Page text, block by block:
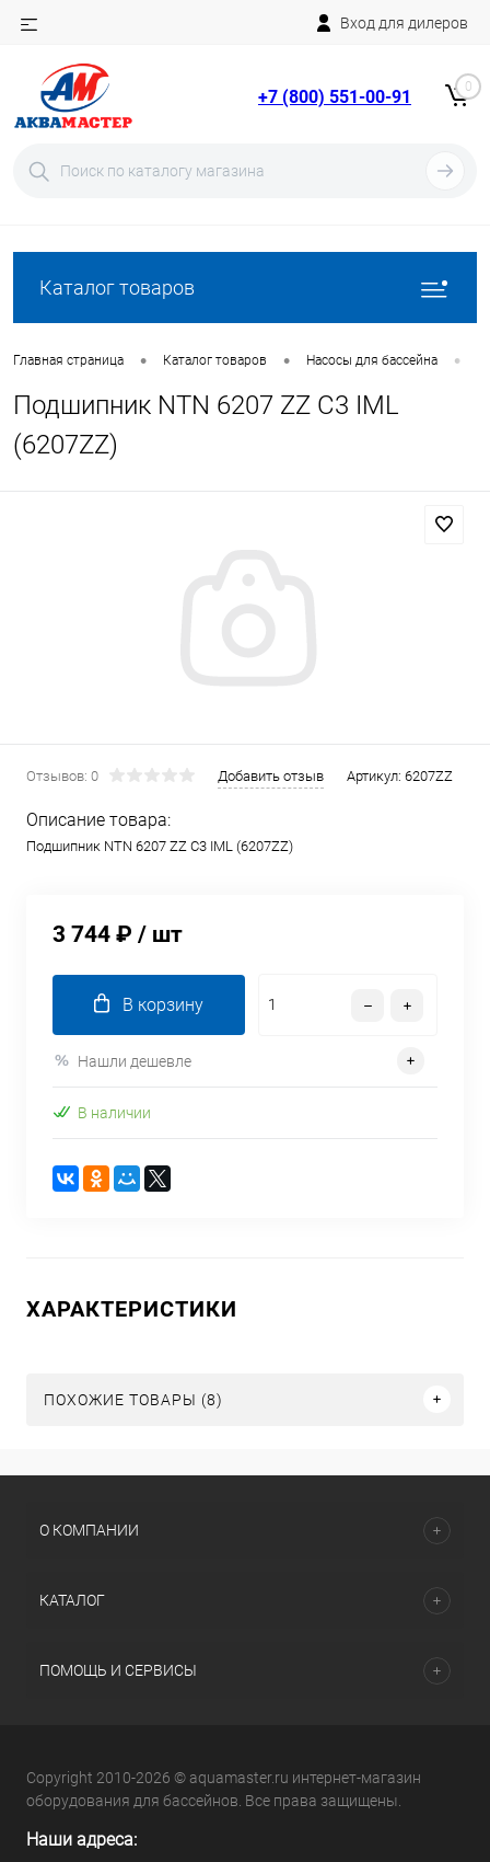
Вход для дилеров
+7 (800) 551-00-91 0
Каталог товаров
Главная страница • Каталог товаров • Насосы для бассейна •
Подшипник NTN 6207 ZZ C3 IML
(6207ZZ)
Отзывов: 0 Добавить отзыв Артикул: 6207ZZ
Описание товара:
Подшипник NTN 6207 ZZ C3 IML (6207ZZ)
3 744 ₽ / шт
В корзину
Нашли дешевле
В наличии
ХАРАКТЕРИСТИКИ
ПОХОЖИЕ ТОВАРЫ (8)
О КОМПАНИИ
КАТАЛОГ
ПОМОЩЬ И СЕРВИСЫ
Copyright 2010-2026 © aquamaster.ru интернет-магазин
оборудования для бассейнов. Все права защищены.
Наши адреса: